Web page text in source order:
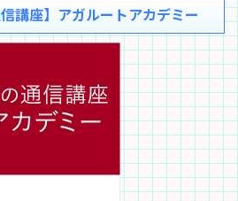
講座】アガルートアカデミー